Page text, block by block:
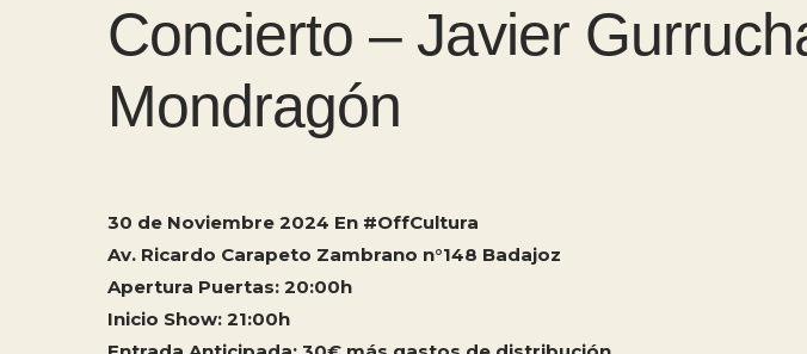
Concierto – Javier
Mondragón
30 de Noviembre 2024 En #OffCultura
Av. Ricardo Carapeto Zambrano n°148 Badajoz
Apertura Puertas: 20:00h
Inicio Show: 21:00h